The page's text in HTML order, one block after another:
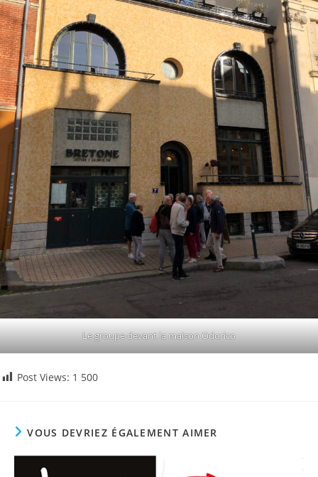
Le groupe devant la maison Odorico
Post Views: 1 500
VOUS DEVRIEZ ÉGALEMENT AIMER